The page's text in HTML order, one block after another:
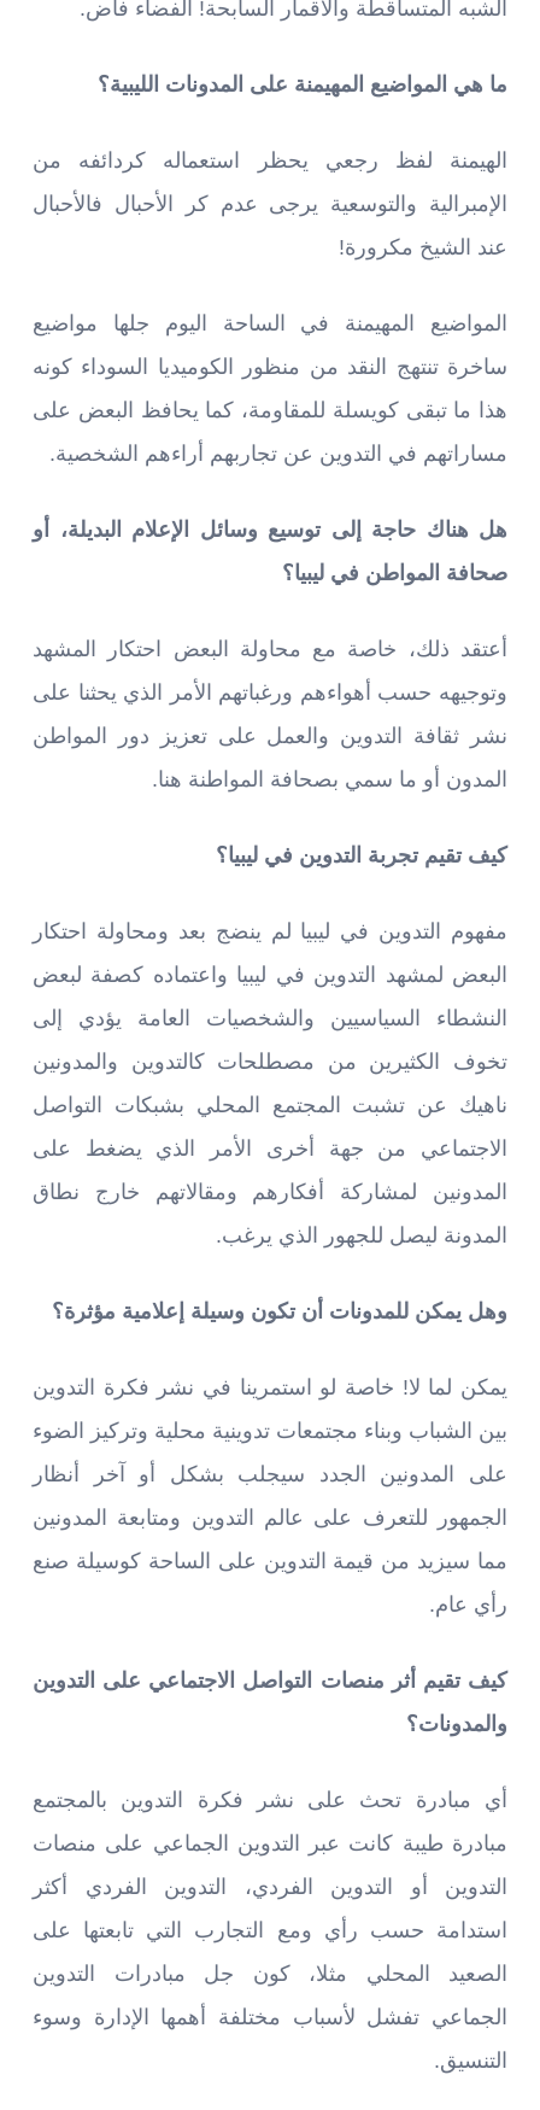
الشبه المتساقطة والأقمار السابحة! الفضاء فاض.
ما هي المواضيع المهيمنة على المدونات الليبية؟
الهيمنة لفظ رجعي يحظر استعماله كردائفه من
الإمبرالية والتوسعية يرجى عدم كر الأحبال فالأحبال
عند الشيخ مكرورة!
المواضيع المهيمنة في الساحة اليوم جلها مواضيع
ساخرة تنتهج النقد من منظور الكوميديا السوداء كونه
هذا ما تبقى كويسلة للمقاومة، كما يحافظ البعض على
مساراتهم في التدوين عن تجاربهم أراءهم الشخصية.
هل هناك حاجة إلى توسيع وسائل الإعلام البديلة، أو
صحافة المواطن في ليبيا؟
أعتقد ذلك، خاصة مع محاولة البعض احتكار المشهد
وتوجيهه حسب أهواءهم ورغباتهم الأمر الذي يحثنا على
نشر ثقافة التدوين والعمل على تعزيز دور المواطن
المدون أو ما سمي بصحافة المواطنة هنا.
كيف تقيم تجربة التدوين في ليبيا؟
مفهوم التدوين في ليبيا لم ينضج بعد ومحاولة احتكار
البعض لمشهد التدوين في ليبيا واعتماده كصفة لبعض
النشطاء السياسيين والشخصيات العامة يؤدي إلى
تخوف الكثيرين من مصطلحات كالتدوين والمدونين
ناهيك عن تشبت المجتمع المحلي بشبكات التواصل
الاجتماعي من جهة أخرى الأمر الذي يضغط على
المدونين لمشاركة أفكارهم ومقالاتهم خارج نطاق
المدونة ليصل للجهور الذي يرغب.
وهل يمكن للمدونات أن تكون وسيلة إعلامية مؤثرة؟
يمكن لما لا! خاصة لو استمرينا في نشر فكرة التدوين
بين الشباب وبناء مجتمعات تدوينية محلية وتركيز الضوء
على المدونين الجدد سيجلب بشكل أو آخر أنظار
الجمهور للتعرف على عالم التدوين ومتابعة المدونين
مما سيزيد من قيمة التدوين على الساحة كوسيلة صنع
رأي عام.
كيف تقيم أثر منصات التواصل الاجتماعي على التدوين
والمدونات؟
أي مبادرة تحث على نشر فكرة التدوين بالمجتمع
مبادرة طيبة كانت عبر التدوين الجماعي على منصات
التدوين أو التدوين الفردي، التدوين الفردي أكثر
استدامة حسب رأي ومع التجارب التي تابعتها على
الصعيد المحلي مثلا، كون جل مبادرات التدوين
الجماعي تفشل لأسباب مختلفة أهمها الإدارة وسوء
التنسيق.